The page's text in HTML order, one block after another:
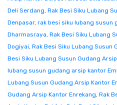
Deli Serdang, Rak Besi Siku Lubang
Denpasar, rak besi siku lubang susun
Dharmasraya, Rak Besi Siku Lubang
Dogiyai, Rak Besi Siku Lubang Susun
Besi Siku Lubang Susun Gudang
lubang susun gudang arsip kantor
Lubang Susun Gudang Arsip Kantor
Gudang Arsip Kantor Enrekang, Rak